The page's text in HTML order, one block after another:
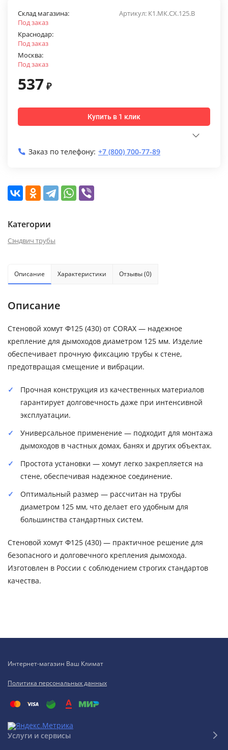
Артикул: К1.МК.СХ.125.В
Склад магазина:
Под заказ
Краснодар:
Под заказ
Москва:
Под заказ
537 ₽
Купить в 1 клик
Заказ по телефону: +7 (800) 700-77-89
Категории
Сэндвич трубы
Описание Характеристики Отзывы (0)
Описание
Стеновой хомут Ф125 (430) от CORAX — надежное
крепление для дымоходов диаметром 125 мм. Изделие
обеспечивает прочную фиксацию трубы к стене,
предотвращая смещение и вибрации.
Прочная конструкция из качественных материалов
гарантирует долговечность даже при интенсивной
эксплуатации.
Универсальное применение — подходит для монтажа
дымоходов в частных домах, банях и других объектах.
Простота установки — хомут легко закрепляется на
стене, обеспечивая надежное соединение.
Оптимальный размер — рассчитан на трубы
диаметром 125 мм, что делает его удобным для
большинства стандартных систем.
Стеновой хомут Ф125 (430) — практичное решение для
безопасного и долговечного крепления дымохода.
Изготовлен в России с соблюдением строгих стандартов
качества.
Интернет-магазин Ваш Климат
Политика персональных данных
Услуги и сервисы